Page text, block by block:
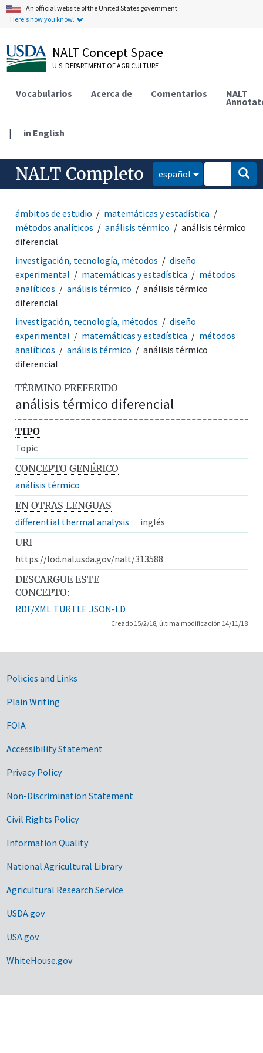
An official website of the United States government.
Here's how you know.
NALT Concept Space
U.S. DEPARTMENT OF AGRICULTURE
Vocabularios Acerca de Comentarios NALT
| in English
NALT Completo español
ámbitos de estudio
matemáticas y estadística
métodos analíticos
análisis térmico
análisis térmico
diferencial
investigación, tecnología, métodos
diseño
experimental
matemáticas y estadística
métodos
analíticos
análisis térmico
análisis térmico
diferencial
investigación, tecnología, métodos
diseño
experimental
matemáticas y estadística
métodos
analíticos
análisis térmico
análisis térmico
diferencial
TÉRMINO PREFERIDO
análisis térmico diferencial
TIPO
Topic
CONCEPTO GENÉRICO
análisis térmico
EN OTRAS LENGUAS
differential thermal analysis
inglés
URI
https://lod.nal.usda.gov/nalt/313588
DESCARGUE ESTE
CONCEPTO:
RDF/XML TURTLE JSON-LD
Creado 15/2/18, última modificación 14/11/18
Government Links
Policies and Links
Plain Writing
FOIA
Accessibility Statement
Privacy Policy
Non-Discrimination Statement
Civil Rights Policy
Information Quality
National Agricultural Library
Agricultural Research Service
USDA.gov
USA.gov
WhiteHouse.gov